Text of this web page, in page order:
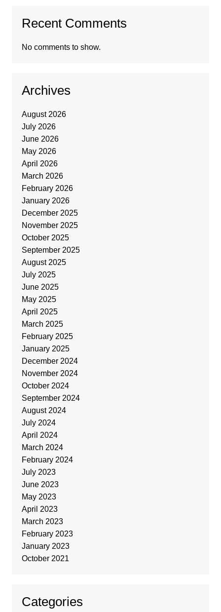
Recent Comments
No comments to show.
Archives
August 2026
July 2026
June 2026
May 2026
April 2026
March 2026
February 2026
January 2026
December 2025
November 2025
October 2025
September 2025
August 2025
July 2025
June 2025
May 2025
April 2025
March 2025
February 2025
January 2025
December 2024
November 2024
October 2024
September 2024
August 2024
July 2024
April 2024
March 2024
February 2024
July 2023
June 2023
May 2023
April 2023
March 2023
February 2023
January 2023
October 2021
Categories